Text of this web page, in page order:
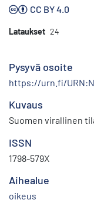
CC BY 4.0
Lataukset 24
Pysyvä osoite
https://urn.fi/
Kuvaus
Suomen virallinen
ISSN
1798-579X
Aihealue
oikeus